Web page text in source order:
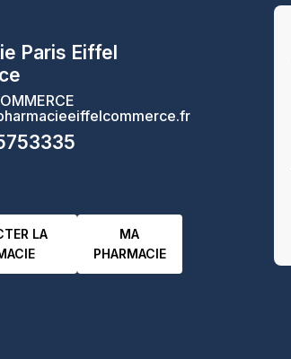
Paris Eiffel
LA
MA
PHARMACIE